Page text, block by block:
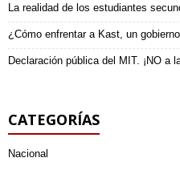
La realidad de los estudiantes
¿Cómo enfrentar a Kast, un
Declaración pública del MIT. ¡NO a
CATEGORÍAS
Nacional